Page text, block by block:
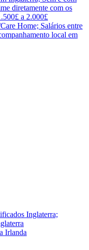
diretamente com os
a 2.000£
Home; Salários entre
local em
Inglaterra;
Irlanda